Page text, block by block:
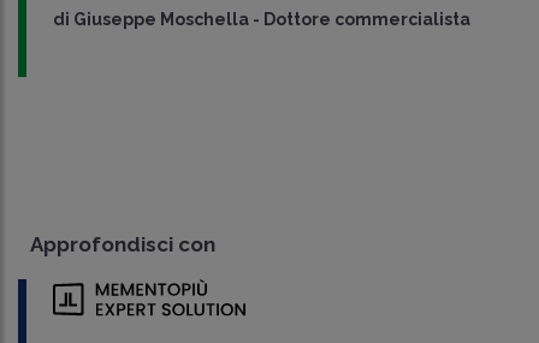
di Giuseppe Moschella - Dottore commercialista
Approfondisci con